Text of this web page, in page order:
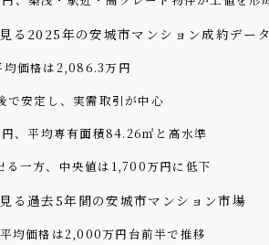
る2025年の安城市マンション成約デー
価格は2,086.3万円
安定し、実需取引が中心
、平均専有面積84.26㎡と高水準
一方、中央値は1,700万円に低下
る過去5年間の安城市マンション市場
均価格は2,000万円台前半で推移